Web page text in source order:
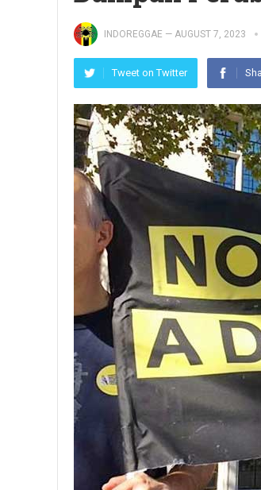
INDOREGGAE — AUGUST 7, 2023
Tweet on Twitter